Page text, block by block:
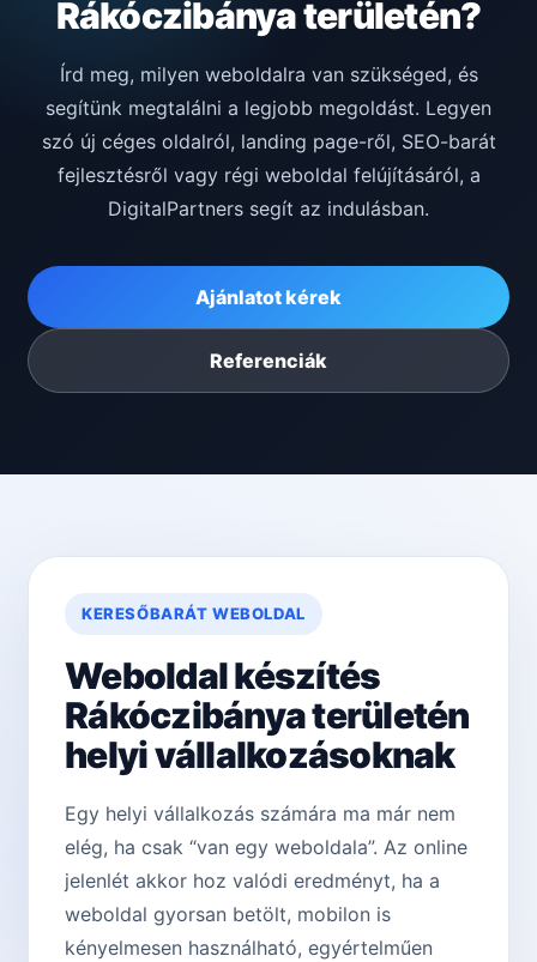
Rákóczibánya területén?
Írd meg, milyen weboldalra van szükséged, és
segítünk megtalálni a legjobb megoldást. Legyen
szó új céges oldalról, landing page-ről, SEO-barát
fejlesztésről vagy régi weboldal felújításáról, a
DigitalPartners segít az indulásban.
Ajánlatot kérek
Referenciák
KERESŐBARÁT WEBOLDAL
Weboldal készítés
Rákóczibánya területén
helyi vállalkozásoknak
Egy helyi vállalkozás számára ma már nem
elég, ha csak “van egy weboldala”. Az online
jelenlét akkor hoz valódi eredményt, ha a
weboldal gyorsan betölt, mobilon is
kényelmesen használható, egyértelműen